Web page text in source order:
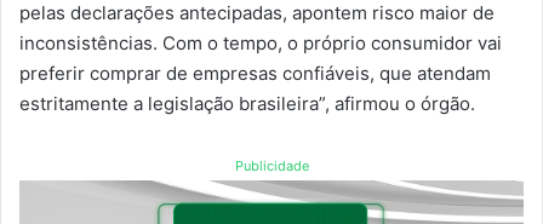
pelas declarações antecipadas, apontem risco maior de
inconsistências. Com o tempo, o próprio consumidor vai
preferir comprar de empresas confiáveis, que atendam
estritamente a legislação brasileira”, afirmou o órgão.
Publicidade